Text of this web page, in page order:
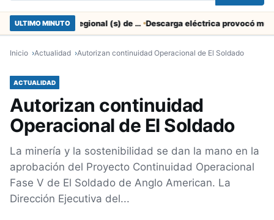
ULTIMO MINUTO SERNAC pidió la renuncia a Director Regional (s) de Arica por contratar solo a militantes del Gobierno
Inicio Actualidad Autorizan continuidad Operacional de El Soldado
ACTUALIDAD
Autorizan continuidad
Operacional de El Soldado
La minería y la sostenibilidad se dan la mano en la
aprobación del Proyecto Continuidad Operacional
Fase V de El Soldado de Anglo American. La
Dirección Ejecutiva del...